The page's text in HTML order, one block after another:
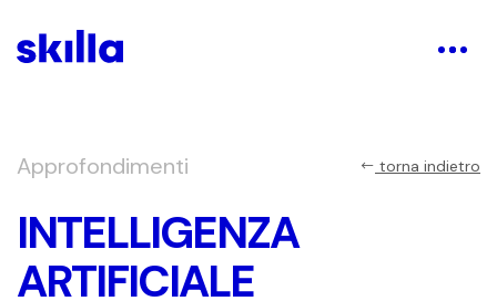
Approfondimenti torna indietro
INTELLIGENZA
ARTIFICIALE